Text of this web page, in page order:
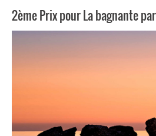
2ème Prix pour La bagnante